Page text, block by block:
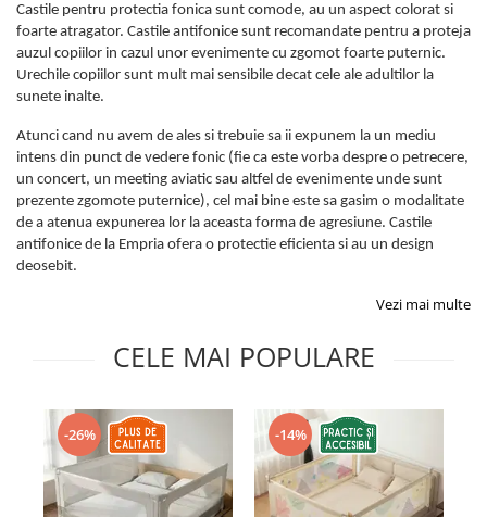
Protectii casa
Protectii utile
Poarta siguranta copii
Deflectoare pentru aer conditionat
Protectii exterior
Casti antifonice pentru copii si
bebelusi
Echipament protectie bicicleta si
ski
Haine plaja / inot
Palarii protectie UV
Accesorii plaja
Puericultura mare
Castile pentru protectia fonica sunt comode, au un aspect colorat si
foarte atragator. Castile antifonice sunt recomandate pentru a proteja
auzul copiilor in cazul unor evenimente cu zgomot foarte puternic.
Urechile copiilor sunt mult mai sensibile decat cele ale adultilor la
sunete inalte.
Atunci cand nu avem de ales si trebuie sa ii expunem la un mediu
intens din punct de vedere fonic (fie ca este vorba despre o petrecere,
un concert, un meeting aviatic sau altfel de evenimente unde sunt
prezente zgomote puternice), cel mai bine este sa gasim o modalitate
de a atenua expunerea lor la aceasta forma de agresiune. Castile
antifonice de la Empria ofera o protectie eficienta si au un design
deosebit.
Vezi mai multe
CELE MAI POPULARE
-26% -14%